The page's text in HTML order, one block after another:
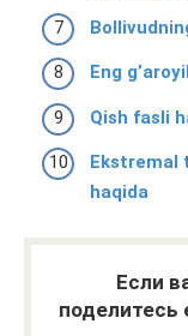
Eng
Qish fasli
Ekstremal
haqida
Если
поделитесь